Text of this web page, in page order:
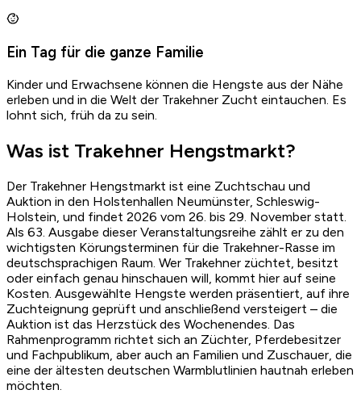
Von Osi zusammengestellt
Fehler gefunden?
Schreib anosi@ridetreat.de
Problem melden
Ein Tag für die ganze Familie
Kinder und Erwachsene können die Hengste aus der Nähe
erleben und in die Welt der Trakehner Zucht eintauchen. Es
lohnt sich, früh da zu sein.
Was ist Trakehner Hengstmarkt?
Der Trakehner Hengstmarkt ist eine Zuchtschau und
Auktion in den Holstenhallen Neumünster, Schleswig-
Holstein, und findet 2026 vom 26. bis 29. November statt.
Als 63. Ausgabe dieser Veranstaltungsreihe zählt er zu den
wichtigsten Körungsterminen für die Trakehner-Rasse im
deutschsprachigen Raum. Wer Trakehner züchtet, besitzt
oder einfach genau hinschauen will, kommt hier auf seine
Kosten. Ausgewählte Hengste werden präsentiert, auf ihre
Zuchteignung geprüft und anschließend versteigert – die
Auktion ist das Herzstück des Wochenendes. Das
Rahmenprogramm richtet sich an Züchter, Pferdebesitzer
und Fachpublikum, aber auch an Familien und Zuschauer, die
eine der ältesten deutschen Warmblutlinien hautnah erleben
möchten.